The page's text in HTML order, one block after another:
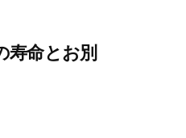
寿命とお別